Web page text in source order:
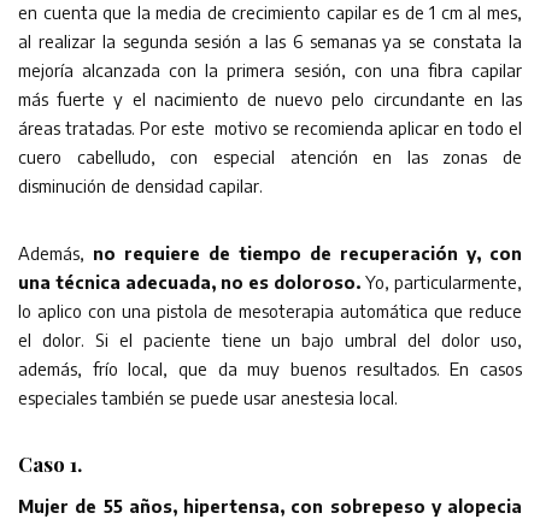
en cuenta que la media de crecimiento capilar es de 1 cm al mes,
al realizar la segunda sesión a las 6 semanas ya se constata la
mejoría alcanzada con la primera sesión, con una fibra capilar
más fuerte y el nacimiento de nuevo pelo circundante en las
áreas tratadas. Por este motivo se recomienda aplicar en todo el
cuero cabelludo, con especial atención en las zonas de
disminución de densidad capilar.
Además, no requiere de tiempo de recuperación y, con
una técnica adecuada, no es doloroso. Yo, particularmente,
lo aplico con una pistola de mesoterapia automática que reduce
el dolor. Si el paciente tiene un bajo umbral del dolor uso,
además, frío local, que da muy buenos resultados. En casos
especiales también se puede usar anestesia local.
Caso 1.
Mujer de 55 años, hipertensa, con sobrepeso y alopecia